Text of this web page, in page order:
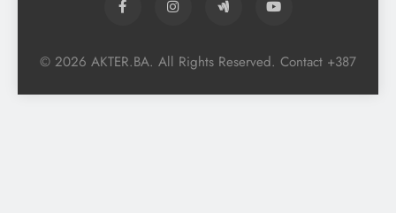
© 2026 AKTER.BA. All Rights Reserved. Contact +387